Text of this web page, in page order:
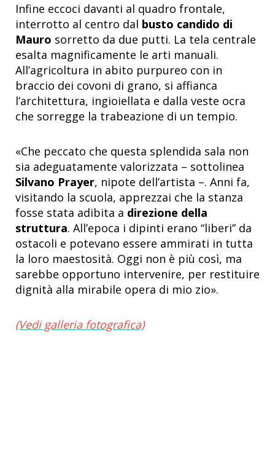
Infine eccoci davanti al quadro frontale,
interrotto al centro dal busto candido di
Mauro sorretto da due putti. La tela centrale
esalta magnificamente le arti manuali.
All’agricoltura in abito purpureo con in
braccio dei covoni di grano, si affianca
l’architettura, ingioiellata e dalla veste ocra
che sorregge la trabeazione di un tempio.
«Che peccato che questa splendida sala non
sia adeguatamente valorizzata – sottolinea
Silvano Prayer, nipote dell’artista –. Anni fa,
visitando la scuola, apprezzai che la stanza
fosse stata adibita a direzione della
struttura. All’epoca i dipinti erano “liberi” da
ostacoli e potevano essere ammirati in tutta
la loro maestosità. Oggi non è più così, ma
sarebbe opportuno intervenire, per restituire
dignità alla mirabile opera di mio zio».
(Vedi galleria fotografica)